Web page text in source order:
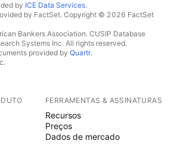
by ICE Data Services.
by FactSet. Copyright © 2026 FactSet
Bankers Association. CUSIP Database
Systems Inc. All rights reserved.
provided by Quartr.
FERRAMENTAS & ASSINATURAS
Recursos
Preços
Dados de mercado